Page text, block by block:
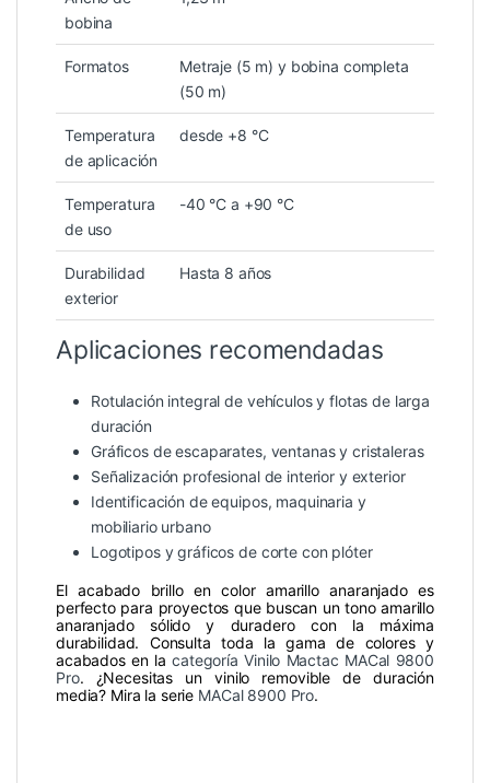
bobina
Formatos
Metraje (5 m) y bobina completa
(50 m)
Temperatura
de aplicación
desde +8 °C
Temperatura
de uso
-40 °C a +90 °C
Durabilidad
exterior
Hasta 8 años
Aplicaciones recomendadas
Rotulación integral de vehículos y flotas de larga
duración
Gráficos de escaparates, ventanas y cristaleras
Señalización profesional de interior y exterior
Identificación de equipos, maquinaria y
mobiliario urbano
Logotipos y gráficos de corte con plóter
El acabado brillo en color amarillo anaranjado es
perfecto para proyectos que buscan un tono amarillo
anaranjado sólido y duradero con la máxima
durabilidad. Consulta toda la gama de colores y
acabados en lacategoría Vinilo Mactac MACal 9800
Pro. ¿Necesitas un vinilo removible de duración
media? Mira la serie MACal 8900 Pro.